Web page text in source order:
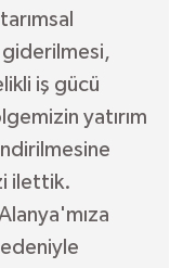
giderilmesi,
iş gücü
yatırım
ilettik.